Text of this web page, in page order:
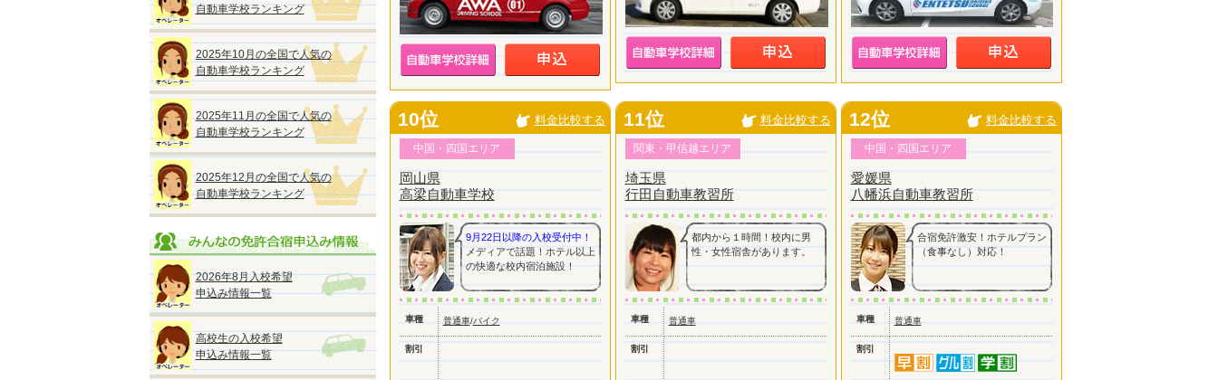
自動車学校ランキング
2025年10月の全国で人気の
自動車学校ランキング
2025年11月の全国で人気の
自動車学校ランキング
2025年12月の全国で人気の
自動車学校ランキング
2026年8月入校希望
申込み情報一覧
高校生の入校希望
申込み情報一覧
10位 料金比較する
中国・四国エリア
岡山県
高梁自動車学校
9月22日以降の入校受付中！
メディアで話題！ホテル以上
の快適な校内宿泊施設！
車種 普通車/バイク
割引
11位 料金比較する
関東・甲信越エリア
埼玉県
行田自動車教習所
都内から１時間！校内に男
性・女性宿舎があります。
車種 普通車
割引
12位 料金比較する
中国・四国エリア
愛媛県
八幡浜自動車教習所
合宿免許激安！ホテルプラン
（食事なし）対応！
車種 普通車
割引